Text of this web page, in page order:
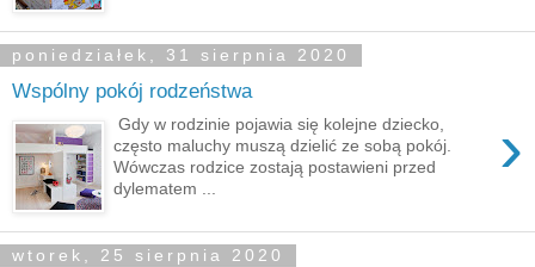
poniedziałek, 31 sierpnia 2020
Wspólny pokój rodzeństwa
›
Gdy w rodzinie pojawia się kolejne dziecko,
często maluchy muszą dzielić ze sobą pokój.
Wówczas rodzice zostają postawieni przed
dylematem ...
wtorek, 25 sierpnia 2020